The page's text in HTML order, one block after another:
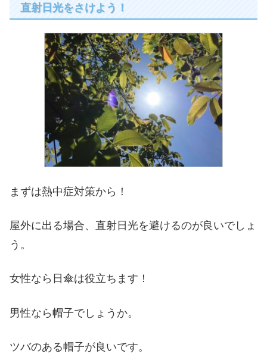
直射日光をさけよう！
まずは熱中症対策から！
屋外に出る場合、直射日光を避けるのが良いでしょ
う。
女性なら日傘は役立ちます！
男性なら帽子でしょうか。
ツバのある帽子が良いです。